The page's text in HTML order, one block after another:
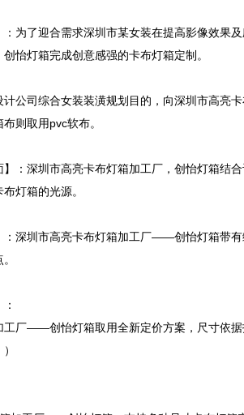
：为了迎合需求深圳市某女装在提高影像效果
怡灯箱完成创意感强的卡布灯箱定制。
计公司综合女装装潢规划目的，向深圳市高亮
则取用pvc软布。
】：深圳市高亮卡布灯箱加工厂，创怡灯箱结
灯箱的光源。
：深圳市高亮卡布灯箱加工厂——创怡灯箱带
工厂——创怡灯箱取用全新定价方案，尺寸依